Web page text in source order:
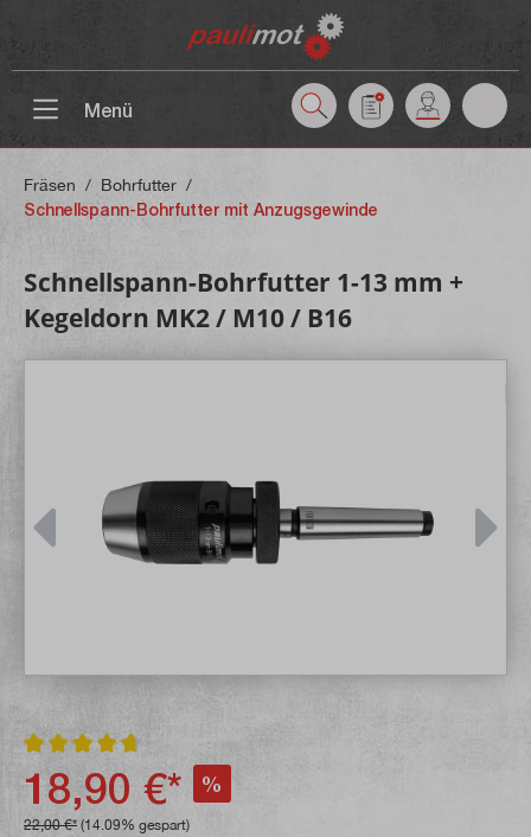
Menü
Fräsen / Bohrfutter /
Schnellspann-Bohrfutter mit Anzugsgewinde
Schnellspann-Bohrfutter 1-13 mm +
Kegeldorn MK2 / M10 / B16
Durchschnittliche Bewertung von 4.7 von 5 Sternen
18,90 €* %
22,00 €* (14.09% gespart)